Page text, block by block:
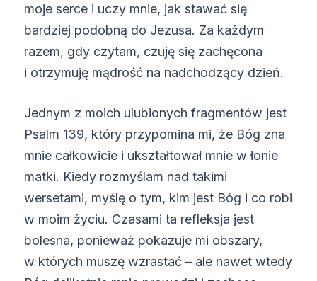
moje serce i uczy mnie, jak stawać się
bardziej podobną do Jezusa. Za każdym
razem, gdy czytam, czuję się zachęcona
i otrzymuję mądrość na nadchodzący dzień.
Jednym z moich ulubionych fragmentów jest
Psalm 139, który przypomina mi, że Bóg zna
mnie całkowicie i ukształtował mnie w łonie
matki. Kiedy rozmyślam nad takimi
wersetami, myślę o tym, kim jest Bóg i co robi
w moim życiu. Czasami ta refleksja jest
bolesna, ponieważ pokazuje mi obszary,
w których muszę wzrastać – ale nawet wtedy